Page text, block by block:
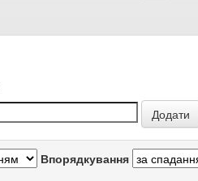
Впорядкування